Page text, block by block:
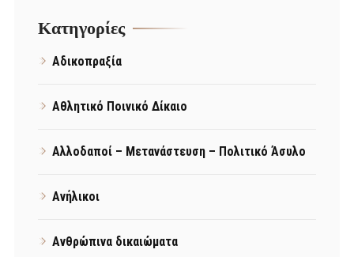
Kατηγορίες
Αδικοπραξία
Αθλητικό Ποινικό Δίκαιο
Αλλοδαποί – Μετανάστευση – Πολιτικό Άσυλο
Ανήλικοι
Ανθρώπινα δικαιώματα